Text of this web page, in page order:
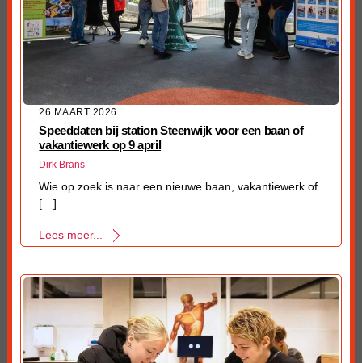
26 MAART 2026
Speeddaten bij station Steenwijk voor een baan of
vakantiewerk op 9 april
Dirk Brans
Wie op zoek is naar een nieuwe baan, vakantiewerk of
[…]
Lees meer...